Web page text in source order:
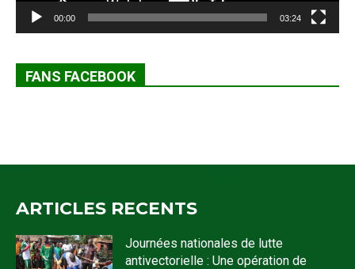
00:00 03:24
FANS FACEBOOK
ARTICLES RECENTS
Journées nationales de lutte
antivectorielle : Une opération de